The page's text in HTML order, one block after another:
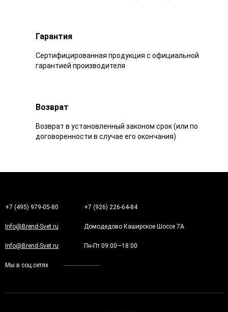
Гарантия
Сертифицированная продукция с официальной
гарантией производителя
Возврат
Возврат в установленный законом срок (или по
договоренности в случае его окончания)
+7 (495) 979-05-80 +7 (926) 226-64-84
Info@Brend-Svet.ru Домодедово Каширское Шоссе 7А
Info@Brend-Svet.ru Пн-Пт 09:00—18:00
Мы в соц.сетях